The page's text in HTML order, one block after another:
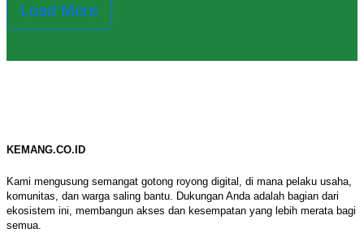
Load More
KEMANG.CO.ID
Kami mengusung semangat gotong royong digital, di mana pelaku usaha,
komunitas, dan warga saling bantu. Dukungan Anda adalah bagian dari
ekosistem ini, membangun akses dan kesempatan yang lebih merata bagi
semua.